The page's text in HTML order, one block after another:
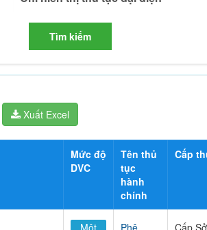
Tìm kiếm
Xuất Excel
Mức độ
DVC
Tên thủ
tục
hành
chính
Cấp
Một
Phê
Cấp Sở